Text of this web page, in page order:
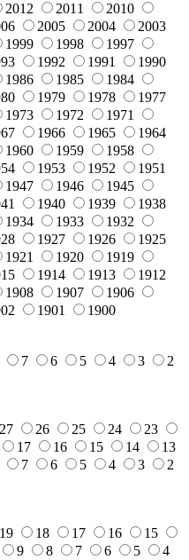
2012 2011
2010
2005 2004
2003
1999 1998
1997
1992 1991
1990
1986 1985
1984
1979 1978
1977
1973 1972
1971
1966 1965
1964
1960 1959
1958
1953 1952
1951
1947 1946
1945
1940 1939
1938
1934 1933
1932
1927 1926
1925
1921 1920
1919
1914 1913
1912
1908 1907
1906
1901 1900
7 6 5 4 3
2
27 26 25 24
23
17 16 15 14
13
7 6 5 4 3
2
19 18 17 16
15
9 8 7 6 5
4